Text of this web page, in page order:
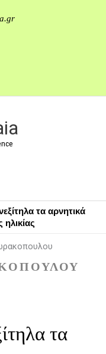
τα αρνητικά
ηλικίας
τα